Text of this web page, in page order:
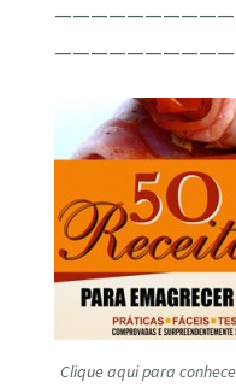
Clique aqui para